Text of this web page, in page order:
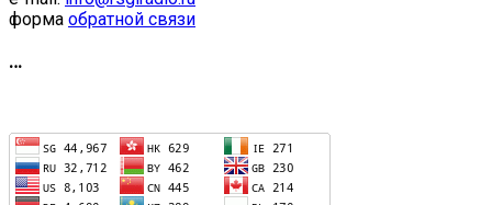
форма обратной связи
…